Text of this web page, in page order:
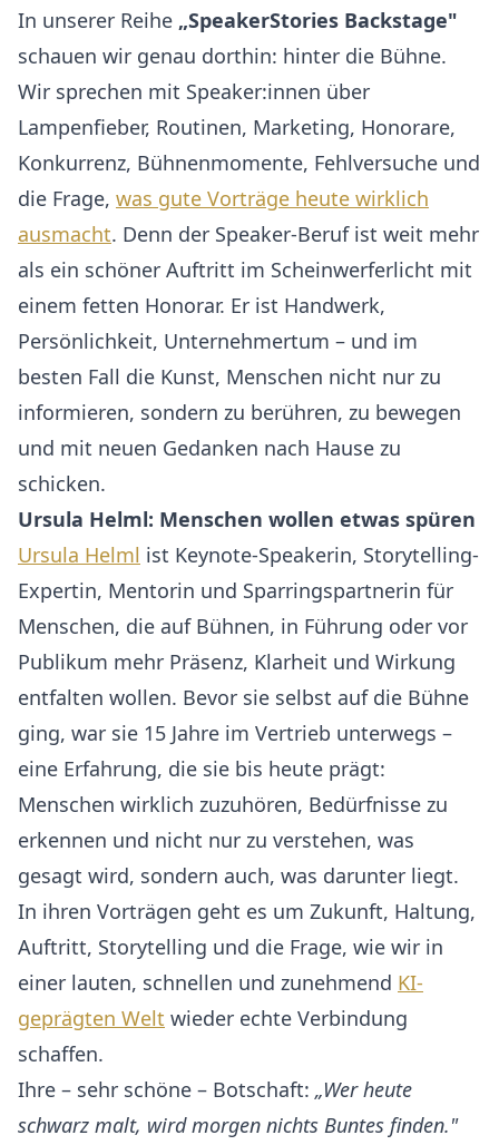
In unserer Reihe „SpeakerStories Backstage"
schauen wir genau dorthin: hinter die Bühne.
Wir sprechen mit Speaker:innen über
Lampenfieber, Routinen, Marketing, Honorare,
Konkurrenz, Bühnenmomente, Fehlversuche und
die Frage, was gute Vorträge heute wirklich
ausmacht. Denn der Speaker-Beruf ist weit mehr
als ein schöner Auftritt im Scheinwerferlicht mit
einem fetten Honorar. Er ist Handwerk,
Persönlichkeit, Unternehmertum – und im
besten Fall die Kunst, Menschen nicht nur zu
informieren, sondern zu berühren, zu bewegen
und mit neuen Gedanken nach Hause zu
schicken.
Ursula Helml: Menschen wollen etwas spüren
Ursula Helml ist Keynote-Speakerin, Storytelling-
Expertin, Mentorin und Sparringspartnerin für
Menschen, die auf Bühnen, in Führung oder vor
Publikum mehr Präsenz, Klarheit und Wirkung
entfalten wollen. Bevor sie selbst auf die Bühne
ging, war sie 15 Jahre im Vertrieb unterwegs –
eine Erfahrung, die sie bis heute prägt:
Menschen wirklich zuzuhören, Bedürfnisse zu
erkennen und nicht nur zu verstehen, was
gesagt wird, sondern auch, was darunter liegt.
In ihren Vorträgen geht es um Zukunft, Haltung,
Auftritt, Storytelling und die Frage, wie wir in
einer lauten, schnellen und zunehmend KI-
geprägten Welt wieder echte Verbindung
schaffen.
Ihre – sehr schöne – Botschaft: „Wer heute
schwarz malt, wird morgen nichts Buntes finden."